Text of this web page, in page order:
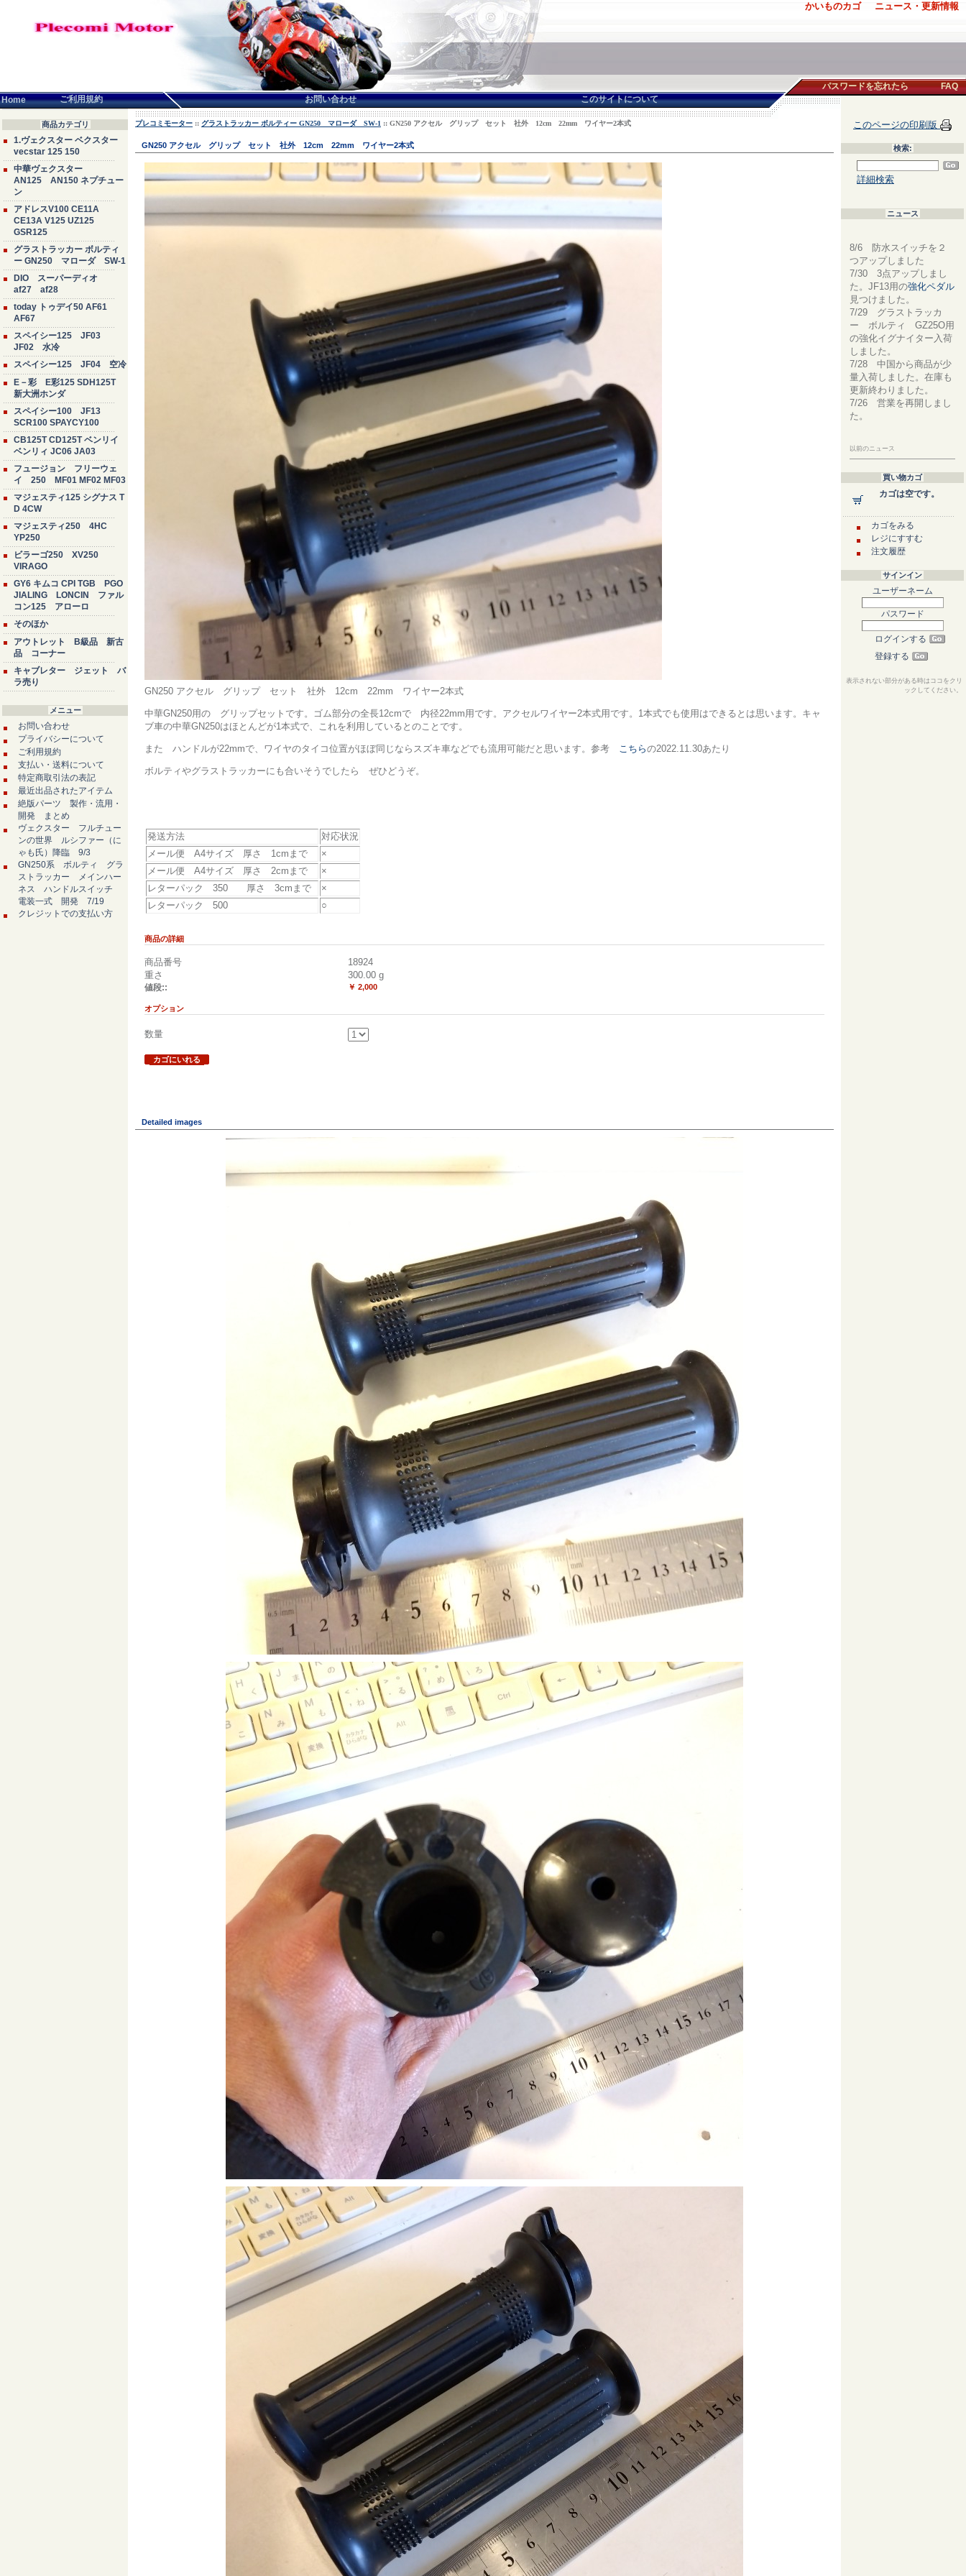
かいものカゴ ニュース・更新情報
Home ご利用規約 お問い合わせ このサイトについて
パスワードを忘れたら FAQ
商品カテゴリ
1.ヴェクスター ベクスター
vecstar 125 150
中華ヴェクスター
AN125 AN150 ネプチュー
ン
アドレスV100 CE11A
CE13A V125 UZ125
GSR125
グラストラッカー ボルティ
ー GN250 マローダ SW-1
DIO スーパーディオ
af27 af28
today トゥデイ50 AF61
AF67
スペイシー125 JF03
JF02 水冷
スペイシー125 JF04 空冷
E－彩 E彩125 SDH125T
新大洲ホンダ
スペイシー100 JF13
SCR100 SPAYCY100
CB125T CD125T ベンリイ
ベンリィ JC06 JA03
フュージョン フリーウェ
イ 250 MF01 MF02 MF03
マジェスティ125 シグナス T
D 4CW
マジェスティ250 4HC
YP250
ビラーゴ250 XV250
VIRAGO
GY6 キムコ CPI TGB PGO
JIALING LONCIN ファル
コン125 アローロ
そのほか
アウトレット B級品 新古
品 コーナー
キャブレター ジェット バ
ラ売り
メニュー
お問い合わせ
プライバシーについて
ご利用規約
支払い・送料について
特定商取引法の表記
最近出品されたアイテム
絶版パーツ 製作・流用・
開発 まとめ
ヴェクスター フルチュー
ンの世界 ルシファー（に
ゃも氏）降臨 9/3
GN250系 ボルティ グラ
ストラッカー メインハー
ネス ハンドルスイッチ
電装一式 開発 7/19
クレジットでの支払い方
プレコミモーター :: グラストラッカー ボルティー GN250 マローダ SW-1 :: GN250 アクセル グリップ セット 社外 12cm 22mm ワイヤー2本式
GN250 アクセル グリップ セット 社外 12cm 22mm ワイヤー2本式
GN250 アクセル グリップ セット 社外 12cm 22mm ワイヤー2本式
中華GN250用の グリップセットです。ゴム部分の全長12cmで 内径22mm用です。アクセルワイヤー2本式用です。1本式でも使用はできるとは思います。キャ
ブ車の中華GN250はほとんどが1本式で、これを利用しているとのことです。
また ハンドルが22mmで、ワイヤのタイコ位置がほぼ同じならスズキ車などでも流用可能だと思います。参考 こちらの2022.11.30あたり
ボルティやグラストラッカーにも合いそうでしたら ぜひどうぞ。
発送方法
対応状況
メール便 A4サイズ 厚さ 1cmまで
×
メール便 A4サイズ 厚さ 2cmまで
×
レターパック 350 厚さ 3cmまで
×
レターパック 500
○
商品の詳細
商品番号
18924
重さ
300.00 g
値段:: ￥ 2,000
オプション
数量
カゴにいれる
Detailed images
このページの印刷版
検索:
詳細検索
ニュース
8/6 防水スイッチを２
つアップしました
7/30 3点アップしまし
た。JF13用の強化ペダル
見つけました。
7/29 グラストラッカ
ー ボルティ GZ25O用
の強化イグナイター入荷
しました。
7/28 中国から商品が少
量入荷しました。在庫も
更新終わりました。
7/26 営業を再開しまし
た。
以前のニュース
買い物カゴ
カゴは空です。
カゴをみる
レジにすすむ
注文履歴
サインイン
ユーザーネーム
パスワード
ログインする
登録する
表示されない部分がある時はココをクリ
ックしてください。